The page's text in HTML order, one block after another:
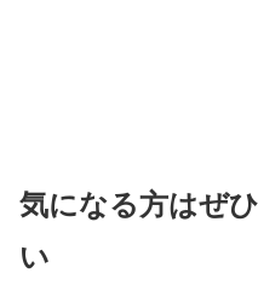
気になる方はぜ
い